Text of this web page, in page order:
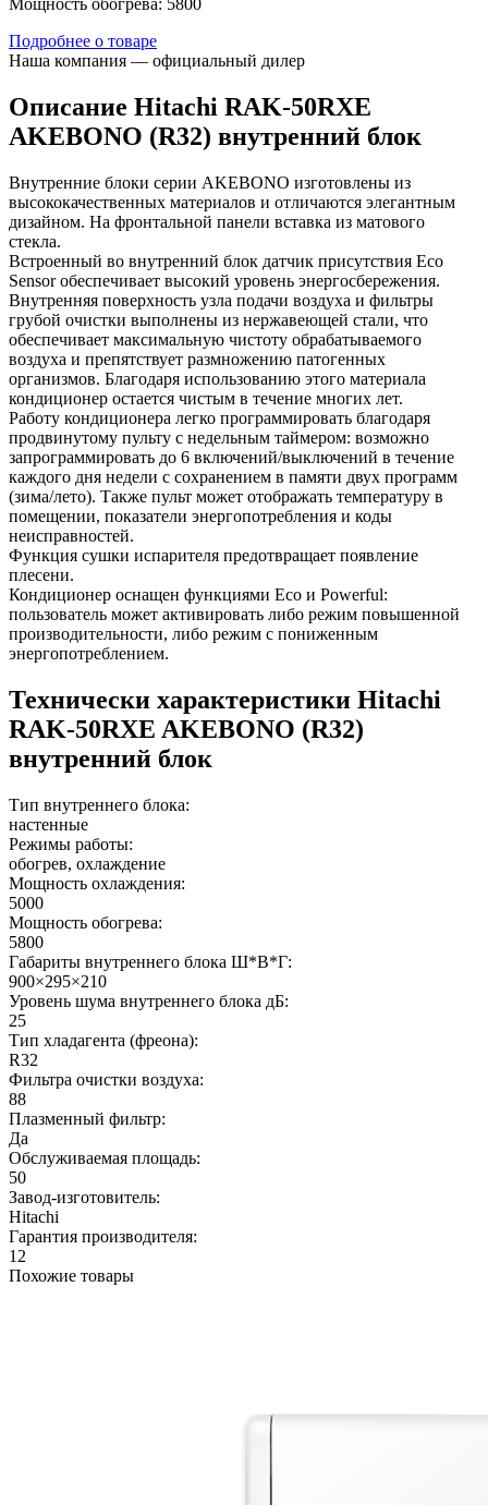
Подробнее о товаре
Наша компания — официальный дилер
Описание Hitachi RAK-50RXE
AKEBONO (R32) внутренний блок
Внутренние блоки cерии AKEBONO изготовлены из
высококачественных материалов и отличаются элегантным
дизайном. На фронтальной панели вставка из матового
стекла.
Встроенный во внутренний блок датчик присутствия Eco
Sensor обеспечивает высокий уровень энергосбережения.
Внутренняя поверхность узла подачи воздуха и фильтры
грубой очистки выполнены из нержавеющей стали, что
обеспечивает максимальную чистоту обрабатываемого
воздуха и препятствует размножению патогенных
организмов. Благодаря использованию этого материала
кондиционер остается чистым в течение многих лет.
Работу кондиционера легко программировать благодаря
продвинутому пульту с недельным таймером: возможно
запрограммировать до 6 включений/выключений в течение
каждого дня недели с сохранением в памяти двух программ
(зима/лето). Также пульт может отображать температуру в
помещении, показатели энергопотребления и коды
неисправностей.
Функция сушки испарителя предотвращает появление
плесени.
Кондиционер оснащен функциями Eco и Powerful:
пользователь может активировать либо режим повышенной
производительности, либо режим с пониженным
энергопотреблением.
Технически характеристики Hitachi
RAK-50RXE AKEBONO (R32)
внутренний блок
Тип внутреннего блока:
настенные
Режимы работы:
обогрев, охлаждение
Мощность охлаждения:
5000
Мощность обогрева:
5800
Габариты внутреннего блока Ш*В*Г:
900×295×210
Уровень шума внутреннего блока дБ:
25
Тип хладагента (фреона):
R32
Фильтра очистки воздуха:
88
Плазменный фильтр:
Да
Обслуживаемая площадь:
50
Завод-изготовитель:
Hitachi
Гарантия производителя:
12
Похожие товары